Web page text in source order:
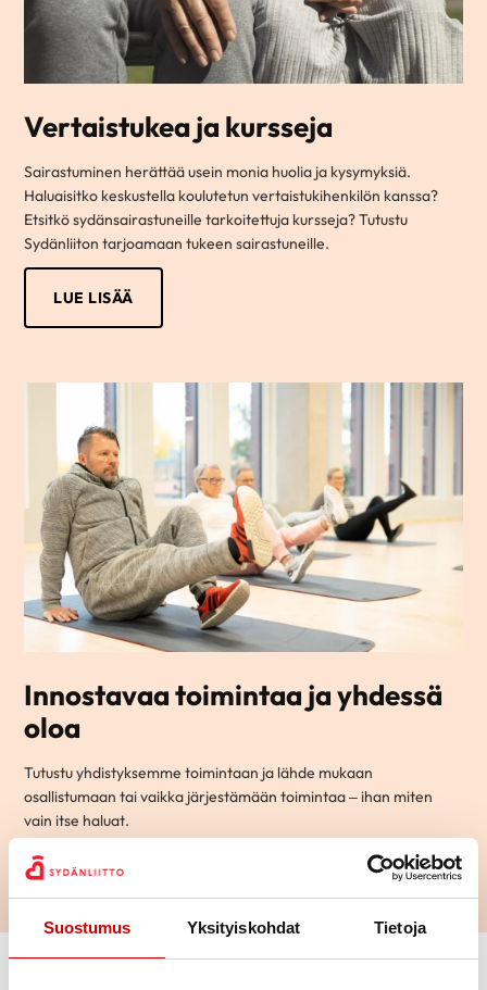
Suostumus Yksityiskohdat Tietoja
Vertaistukea ja kursseja
Sairastuminen herättää usein monia huolia ja kysymyksiä.
Haluaisitko keskustella koulutetun vertaistukihenkilön kanssa?
Etsitkö sydänsairastuneille tarkoitettuja kursseja? Tutustu
Sydänliiton tarjoamaan tukeen sairastuneille.
LUE LISÄÄ
Innostavaa toimintaa ja yhdessä
oloa
Tutustu yhdistyksemme toimintaan ja lähde mukaan
osallistumaan tai vaikka järjestämään toimintaa – ihan miten
vain itse haluat.
LUE LISÄÄ